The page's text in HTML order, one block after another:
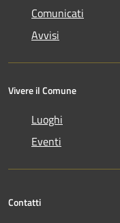
Comunicati
Avvisi
Vivere il Comune
Luoghi
Eventi
Contatti